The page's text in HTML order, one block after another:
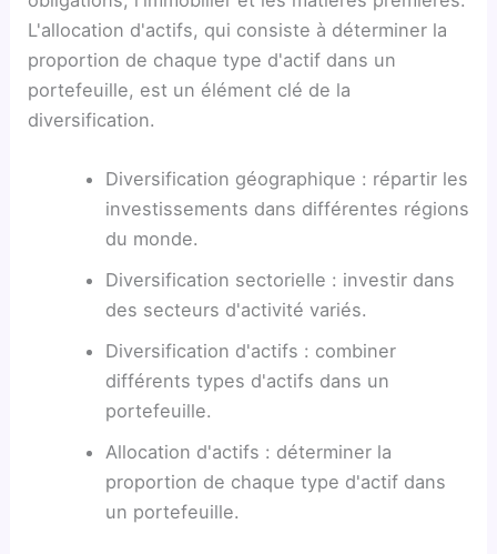
L'allocation d'actifs, qui consiste à déterminer la
proportion de chaque type d'actif dans un
portefeuille, est un élément clé de la
diversification.
Diversification géographique : répartir les
investissements dans différentes régions
du monde.
Diversification sectorielle : investir dans
des secteurs d'activité variés.
Diversification d'actifs : combiner
différents types d'actifs dans un
portefeuille.
Allocation d'actifs : déterminer la
proportion de chaque type d'actif dans
un portefeuille.